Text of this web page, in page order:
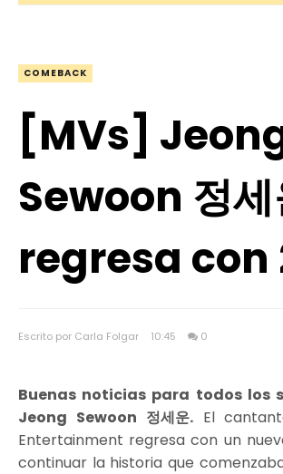
COMEBACK
[MVs]
Sewoon 정세
regresa con
Escrito por Carla Folgar 10:45 0
Buenas noticias para todos los
Jeong Sewoon 정세운.El
Entertainment regresa con un
continuar la historia que